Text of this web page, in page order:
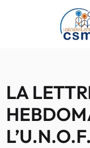
Passer au contenu
LA